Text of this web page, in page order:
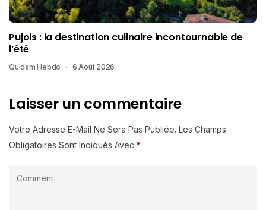
Pujols : la destination culinaire incontournable de
l’été
Quidam Hebdo 6 Août 2026
Laisser un commentaire
Votre Adresse E-Mail Ne Sera Pas Publiée. Les Champs
Obligatoires Sont Indiqués Avec *